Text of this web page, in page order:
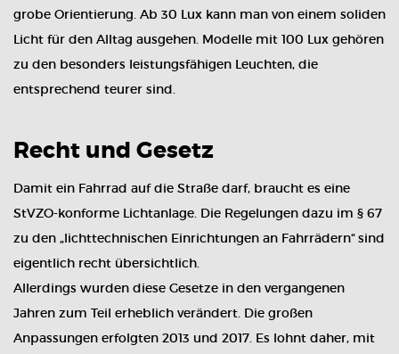
grobe Orientierung. Ab 30 Lux kann man von einem soliden
Licht für den Alltag ausgehen. Modelle mit 100 Lux gehören
zu den besonders leistungsfähigen Leuchten, die
entsprechend teurer sind.
Recht und Gesetz
Damit ein Fahrrad auf die Straße darf, braucht es eine
StVZO-konforme Lichtanlage. Die Regelungen dazu im § 67
zu den „lichttechnischen Einrichtungen an Fahrrädern“ sind
eigentlich recht übersichtlich.
Allerdings wurden diese Gesetze in den vergangenen
Jahren zum Teil erheblich verändert. Die großen
Anpassungen erfolgten 2013 und 2017. Es lohnt daher, mit